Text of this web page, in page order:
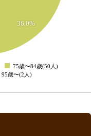
36.0%
75歳〜84歳(50人)
95歳〜(2人)